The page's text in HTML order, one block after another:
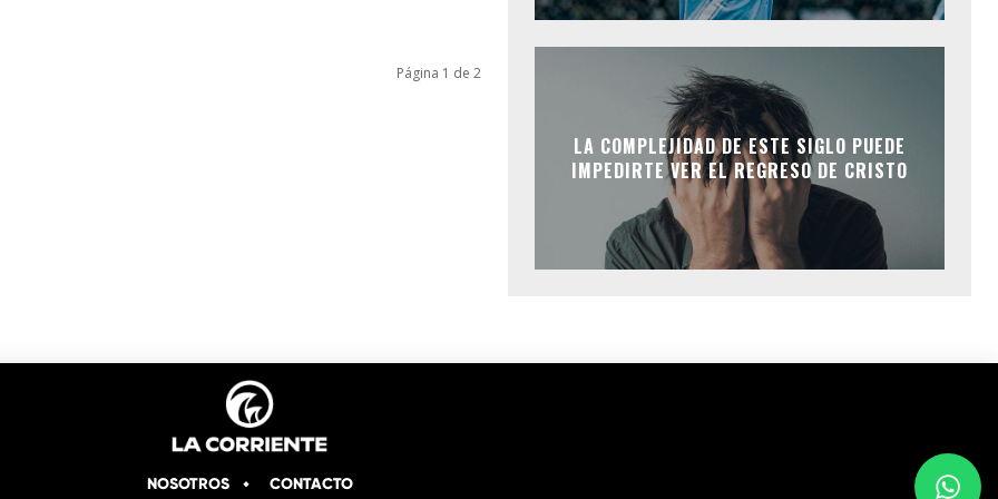
Página 1 de 2
LA COMPLEJIDAD DE ESTE SIGLO PUEDE
IMPEDIRTE VER EL REGRESO DE CRISTO
NOSOTROS CONTACTO